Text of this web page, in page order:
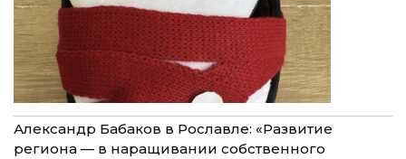
Александр Бабаков в Рославле: «Развитие
региона — в наращивании собственного